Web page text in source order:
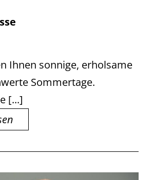
Ihnen sonnige, erholsame
Sommertage.
[...]